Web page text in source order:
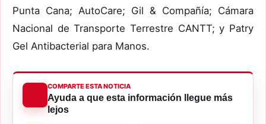
Punta Cana; AutoCare; Gil & Compañía; Cámara
Nacional de Transporte Terrestre CANTT; y Patry
Gel Antibacterial para Manos.
COMPARTE ESTA NOTICIA
Ayuda a que esta información llegue más
lejos